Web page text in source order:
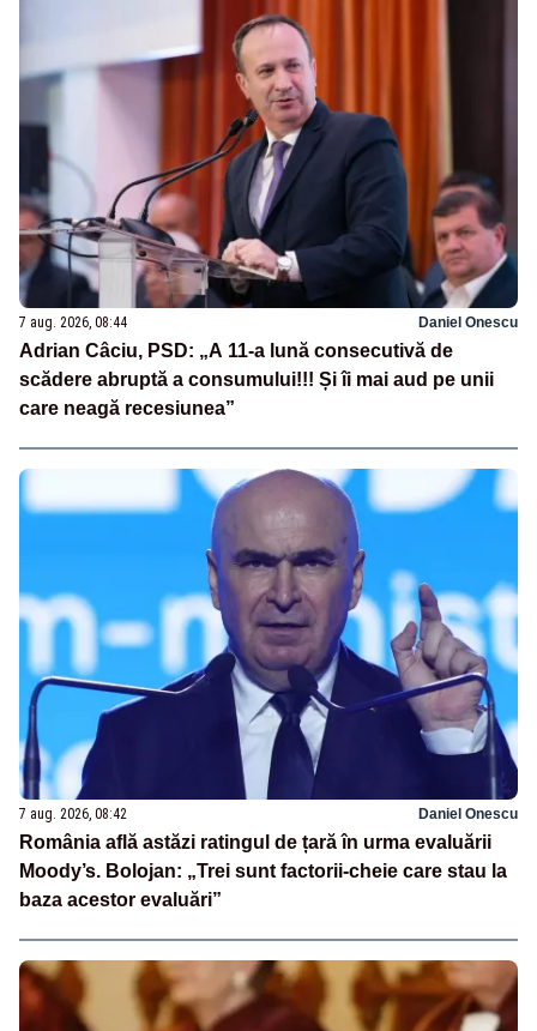
7 aug. 2026, 08:44 Daniel Onescu
Adrian Câciu, PSD: „A 11-a lună consecutivă de
scădere abruptă a consumului!!! Și îi mai aud pe unii
care neagă recesiunea”
7 aug. 2026, 08:42 Daniel Onescu
România află astăzi ratingul de țară în urma evaluării
Moody’s. Bolojan: „Trei sunt factorii-cheie care stau la
baza acestor evaluări”